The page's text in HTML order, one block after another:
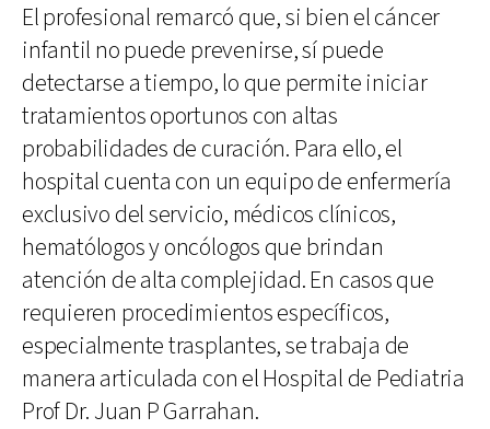
El profesional remarcó que, si bien el cáncer
infantil no puede prevenirse, sí puede
detectarse a tiempo, lo que permite iniciar
tratamientos oportunos con altas
probabilidades de curación. Para ello, el
hospital cuenta con un equipo de enfermería
exclusivo del servicio, médicos clínicos,
hematólogos y oncólogos que brindan
atención de alta complejidad. En casos que
requieren procedimientos específicos,
especialmente trasplantes, se trabaja de
manera articulada con el Hospital de Pediatria
Prof Dr. Juan P Garrahan.